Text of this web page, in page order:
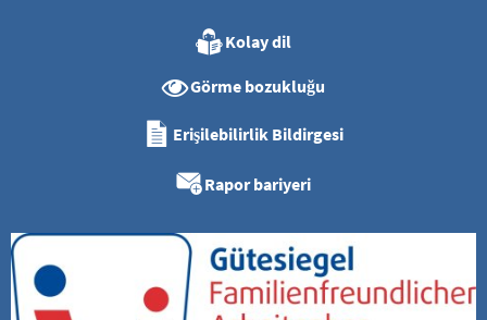
Kolay dil
Görme bozukluğu
Erişilebilirlik Bildirgesi
Rapor bariyeri